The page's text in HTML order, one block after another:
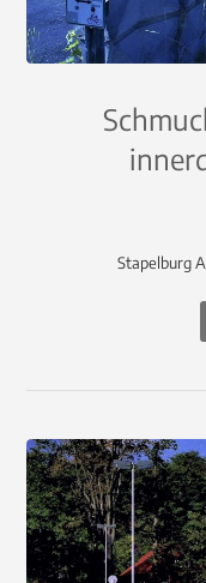
Stapelburg